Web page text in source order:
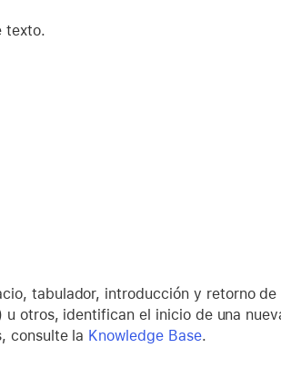
texto.
tabulador, introducción y retorno
otros, identifican el inicio de una
consulte la Knowledge Base.